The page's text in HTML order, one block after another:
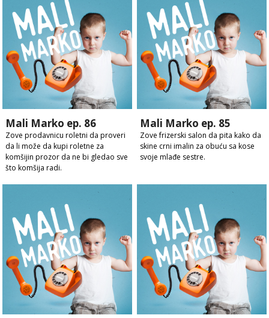
Mali Marko ep. 86
Zove prodavnicu roletni da proveri
da li može da kupi roletne za
komšijin prozor da ne bi gledao sve
što komšija radi.
Mali Marko ep. 85
Zove frizerski salon da pita kako da
skine crni imalin za obuću sa kose
svoje mlađe sestre.